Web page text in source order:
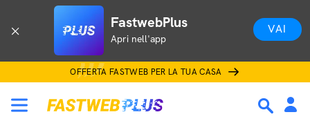
FastwebPlus
Apri nell'app
VAI
OFFERTA FASTWEB PER LA TUA CASA